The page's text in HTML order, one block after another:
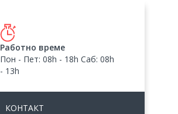
Работно време
Пон - Пет: 08h - 18h Саб: 08h
- 13h
КОНТАКТ